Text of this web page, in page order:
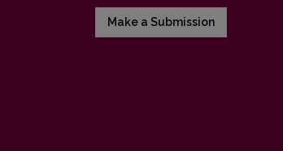
Make a Submission